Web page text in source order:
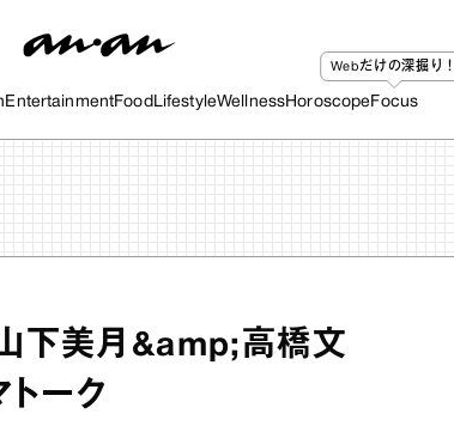
EntertainmentFood LifestyleWellnessHoroscope
Webだけの深掘り！
Focus
下美月&amp;高橋文
トーク